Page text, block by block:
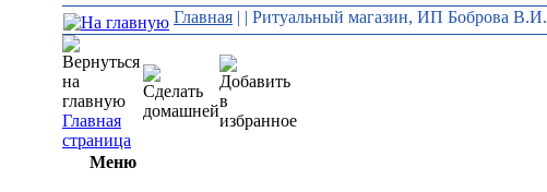
Главная | | Ритуальный магазин, ИП Боброва В.И.
Главная
страница
Меню